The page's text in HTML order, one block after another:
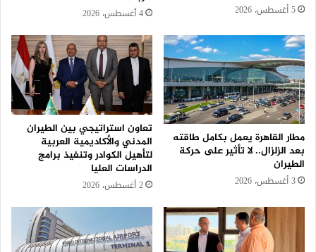
5 أغسطس، 2026 4 أغسطس، 2026
مطار القاهرة يعمل بكامل طاقته
بعد الزلزال.. لا تأثير على حركة
الطيران
3 أغسطس، 2026
تعاون استراتيجي بين الطيران
المدني والأكاديمية العربية
لتأهيل الكوادر وتنفيذ برامج
الدراسات العليا
2 أغسطس، 2026